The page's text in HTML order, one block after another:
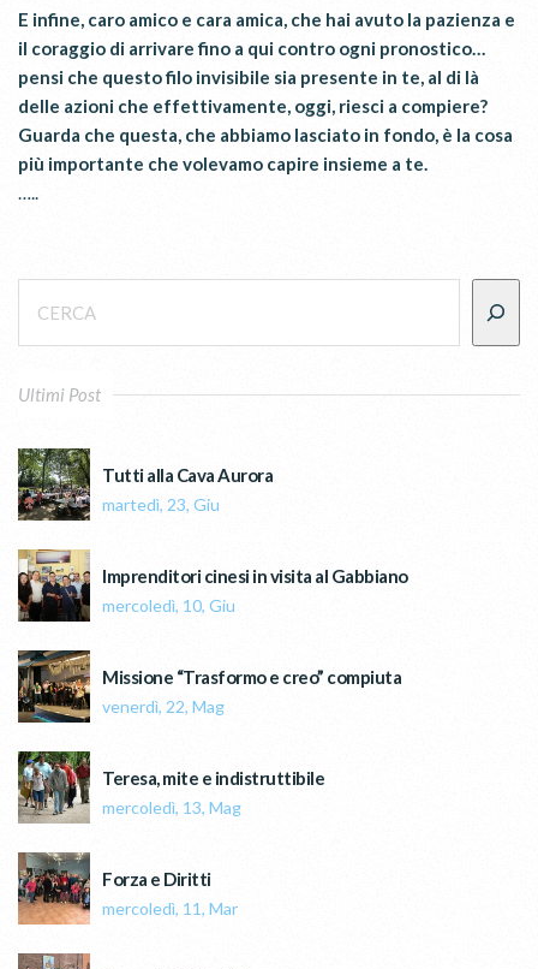
E infine, caro amico e cara amica, che hai avuto la pazienza e
il coraggio di arrivare fino a qui contro ogni pronostico…
pensi che questo filo invisibile sia presente in te, al di là
delle azioni che effettivamente, oggi, riesci a compiere?
Guarda che questa, che abbiamo lasciato in fondo, è la cosa
più importante che volevamo capire insieme a te.
…..
Ultimi Post
Tutti alla Cava Aurora
martedì, 23, Giu
Imprenditori cinesi in visita al Gabbiano
mercoledì, 10, Giu
Missione “Trasformo e creo” compiuta
venerdì, 22, Mag
Teresa, mite e indistruttibile
mercoledì, 13, Mag
Forza e Diritti
mercoledì, 11, Mar